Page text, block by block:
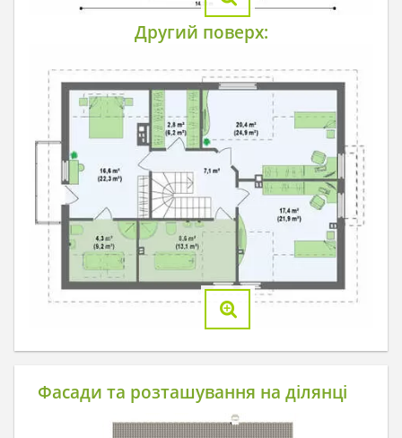
Другий поверх:
Фасади та розташування на ділянці